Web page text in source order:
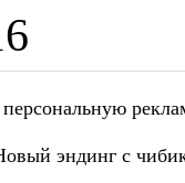
эндинг с